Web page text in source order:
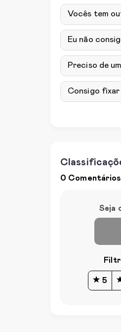
Vocês tem
Eu não
Preciso de
Consigo fixar
0 Comentários
Seja
5